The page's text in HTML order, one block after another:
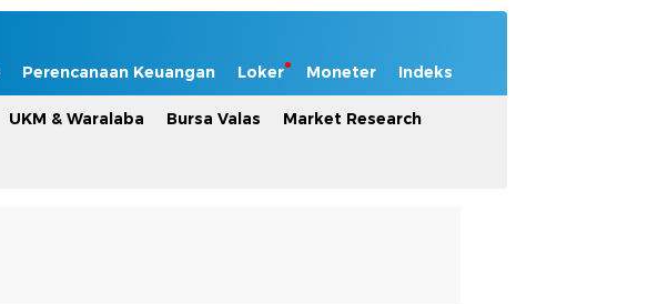
Perencanaan Keuangan Loker Moneter Indeks
UKM & Waralaba Bursa Valas Market Research